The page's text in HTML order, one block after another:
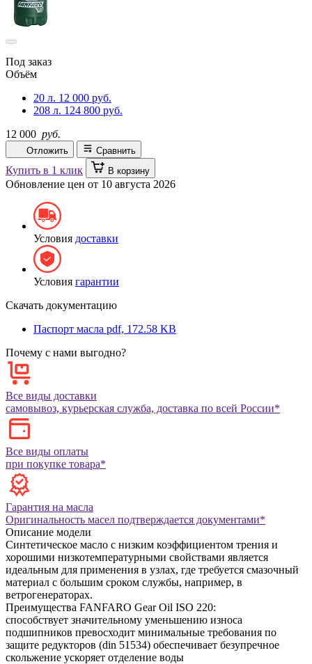
Под заказ
Объём
20 л. 12 000 руб.
208 л. 124 800 руб.
12 000 руб.
Отложить Сравнить
Купить в 1 клик В корзину
Обновление цен от 10 августа 2026
Условия доставки
Условия гарантии
Скачать документацию
Паспорт масла pdf, 172.58 KB
Почему с нами выгодно?
Все виды доставки
самовывоз, курьерская служба, доставка по всей России*
Все виды оплаты
при покупке товара*
Гарантия на масла
Оригинальность масел подтверждается документами*
Описание модели
Синтетическое масло с низким коэффициентом трения и
хорошими низкотемпературными свойствами является
идеальным для применения в узлах, где требуется смазочный
материал с большим сроком службы, например, в
ветрогенераторах.
Преимущества FANFARO Gear Oil ISO 220:
способствует значительному уменьшению износа
подшипников превосходит минимальные требования по
защите редукторов (din 51534) обеспечивает безупречное
скольжение ускоряет отделение воды